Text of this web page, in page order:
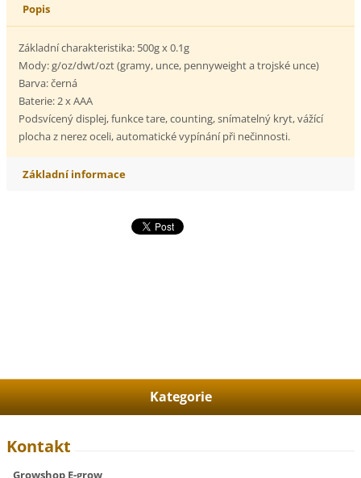
Popis
Základní charakteristika: 500g x 0.1g
Mody: g/oz/dwt/ozt (gramy, unce, pennyweight a trojské unce)
Barva: černá
Baterie: 2 x AAA
Podsvícený displej, funkce tare, counting, snímatelný kryt, vážící
plocha z nerez oceli, automatické vypínání při nečinnosti.
Základní informace
Kategorie
Kontakt
Growshop E-grow